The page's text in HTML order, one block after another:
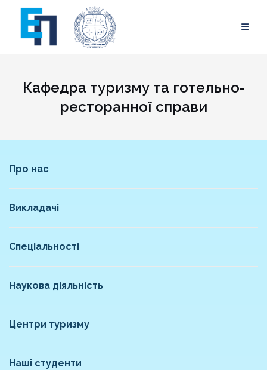
content
Кафедра туризму та готельно-
ресторанної справи
Про нас
Викладачі
Спеціальності
Наукова діяльність
Центри туризму
Наші студенти